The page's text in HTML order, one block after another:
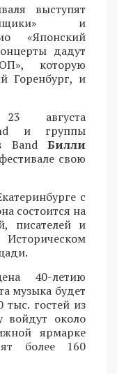
выступят
и
«Японский
дадут
которую
Горенбург, и
23 августа
и группы
Band Билли
свою
с
состоится на
писателей и
40-летию
музыка будет
гостей из
войдут около
ярмарке
более 160